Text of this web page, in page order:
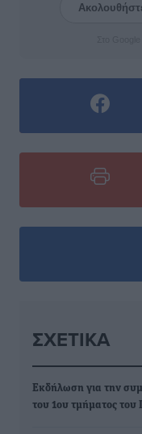
ΣΧΕΤΙΚΆ
Εκδήλωση για την
του 1ου τμήματος